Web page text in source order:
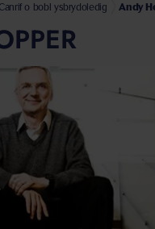
2020
o bobl ysbrydoledig Andy